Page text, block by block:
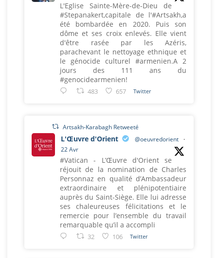
L'Eglise Sainte-Mère-de-Dieu de
#Stepanakert,capitale de l'#Artsakh,a
été bombardée en 2020. Puis son
dôme et ses croix enlevés. Elle vient
d'être rasée par les Azéris,
parachevant le nettoyage ethnique et
le génocide culturel #armenien.A 2
jours des 111 ans du
#genocidearmenien!
483 657 Twitter
Artsakh-Karabagh Retweeté
L'Œuvre d'Orient @oeuvredorient
·
22 Avr
#Vatican - L’Œuvre d'Orient se
réjouit de la nomination de Charles
Personnaz en qualité d’Ambassadeur
extraordinaire et plénipotentiaire
auprès du Saint-Siège. Elle lui adresse
ses chaleureuses félicitations et le
remercie pour l’ensemble du travail
remarquable qu’il a accompli
32 106 Twitter